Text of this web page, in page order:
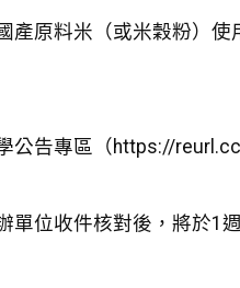
產原料米（或米穀粉）使
公告專區（https://
單位收件核對後，將於1